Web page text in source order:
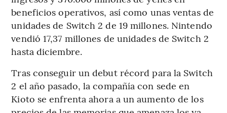
beneficios operativos, así como unas ventas de
unidades de Switch 2 de 19 millones. Nintendo
vendió 17,37 millones de unidades de Switch 2
hasta diciembre.
Tras conseguir un debut récord para la Switch
2 el año pasado, la compañía con sede en
Kioto se enfrenta ahora a un aumento de los